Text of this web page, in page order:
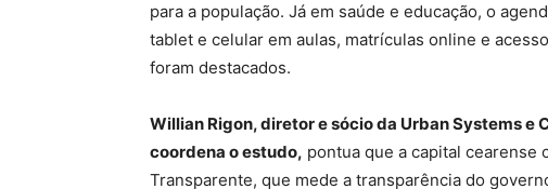
para a população. Já em saúde e educação, o
tablet e celular em aulas, matrículas online e
foram destacados.
Willian Rigon, diretor e sócio da Urban Systems e
coordena o estudo, pontua que a capital cearense
Transparente, que mede a transparência do